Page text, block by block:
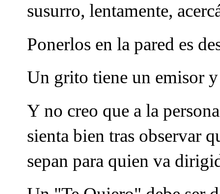
susurro, lentamente,
Ponerlos en la pared es
Un grito tiene un emisor
Y no creo que a la
sienta bien tras observar
sepan para quien va